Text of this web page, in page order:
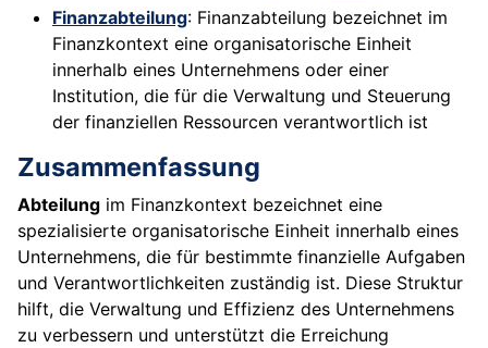
Finanzabteilung: Finanzabteilung bezeichnet im
Finanzkontext eine organisatorische Einheit
innerhalb eines Unternehmens oder einer
Institution, die für die Verwaltung und Steuerung
der finanziellen Ressourcen verantwortlich ist
Zusammenfassung
Abteilung im Finanzkontext bezeichnet eine
spezialisierte organisatorische Einheit innerhalb eines
Unternehmens, die für bestimmte finanzielle Aufgaben
und Verantwortlichkeiten zuständig ist. Diese Struktur
hilft, die Verwaltung und Effizienz des Unternehmens
zu verbessern und unterstützt die Erreichung